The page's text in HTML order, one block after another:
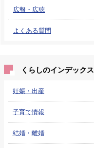
広報・広聴
よくある質問
くらしのインデックス
妊娠・出産
子育て情報
結婚・離婚